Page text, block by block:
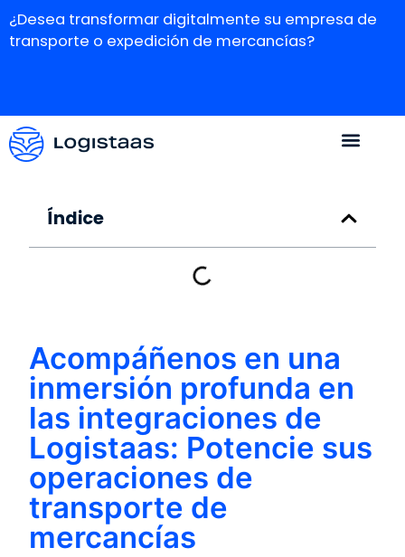
¿Desea transformar digitalmente su empresa de
transporte o expedición de mercancías?
Índice
Acompáñenos en una
inmersión profunda en
las integraciones de
Logistaas: Potencie sus
operaciones de
transporte de
mercancías